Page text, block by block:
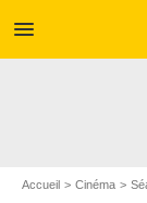
menu
Accueil Cinéma